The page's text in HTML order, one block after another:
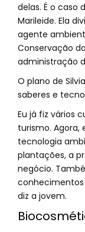
delas. É o caso
Marileide. Ela
agente
Conservação
administração
O plano de
saberes e
Eu já fiz vários
turismo.
tecnologia
plantações, a
negócio.
conhecimentos
diz a jovem.